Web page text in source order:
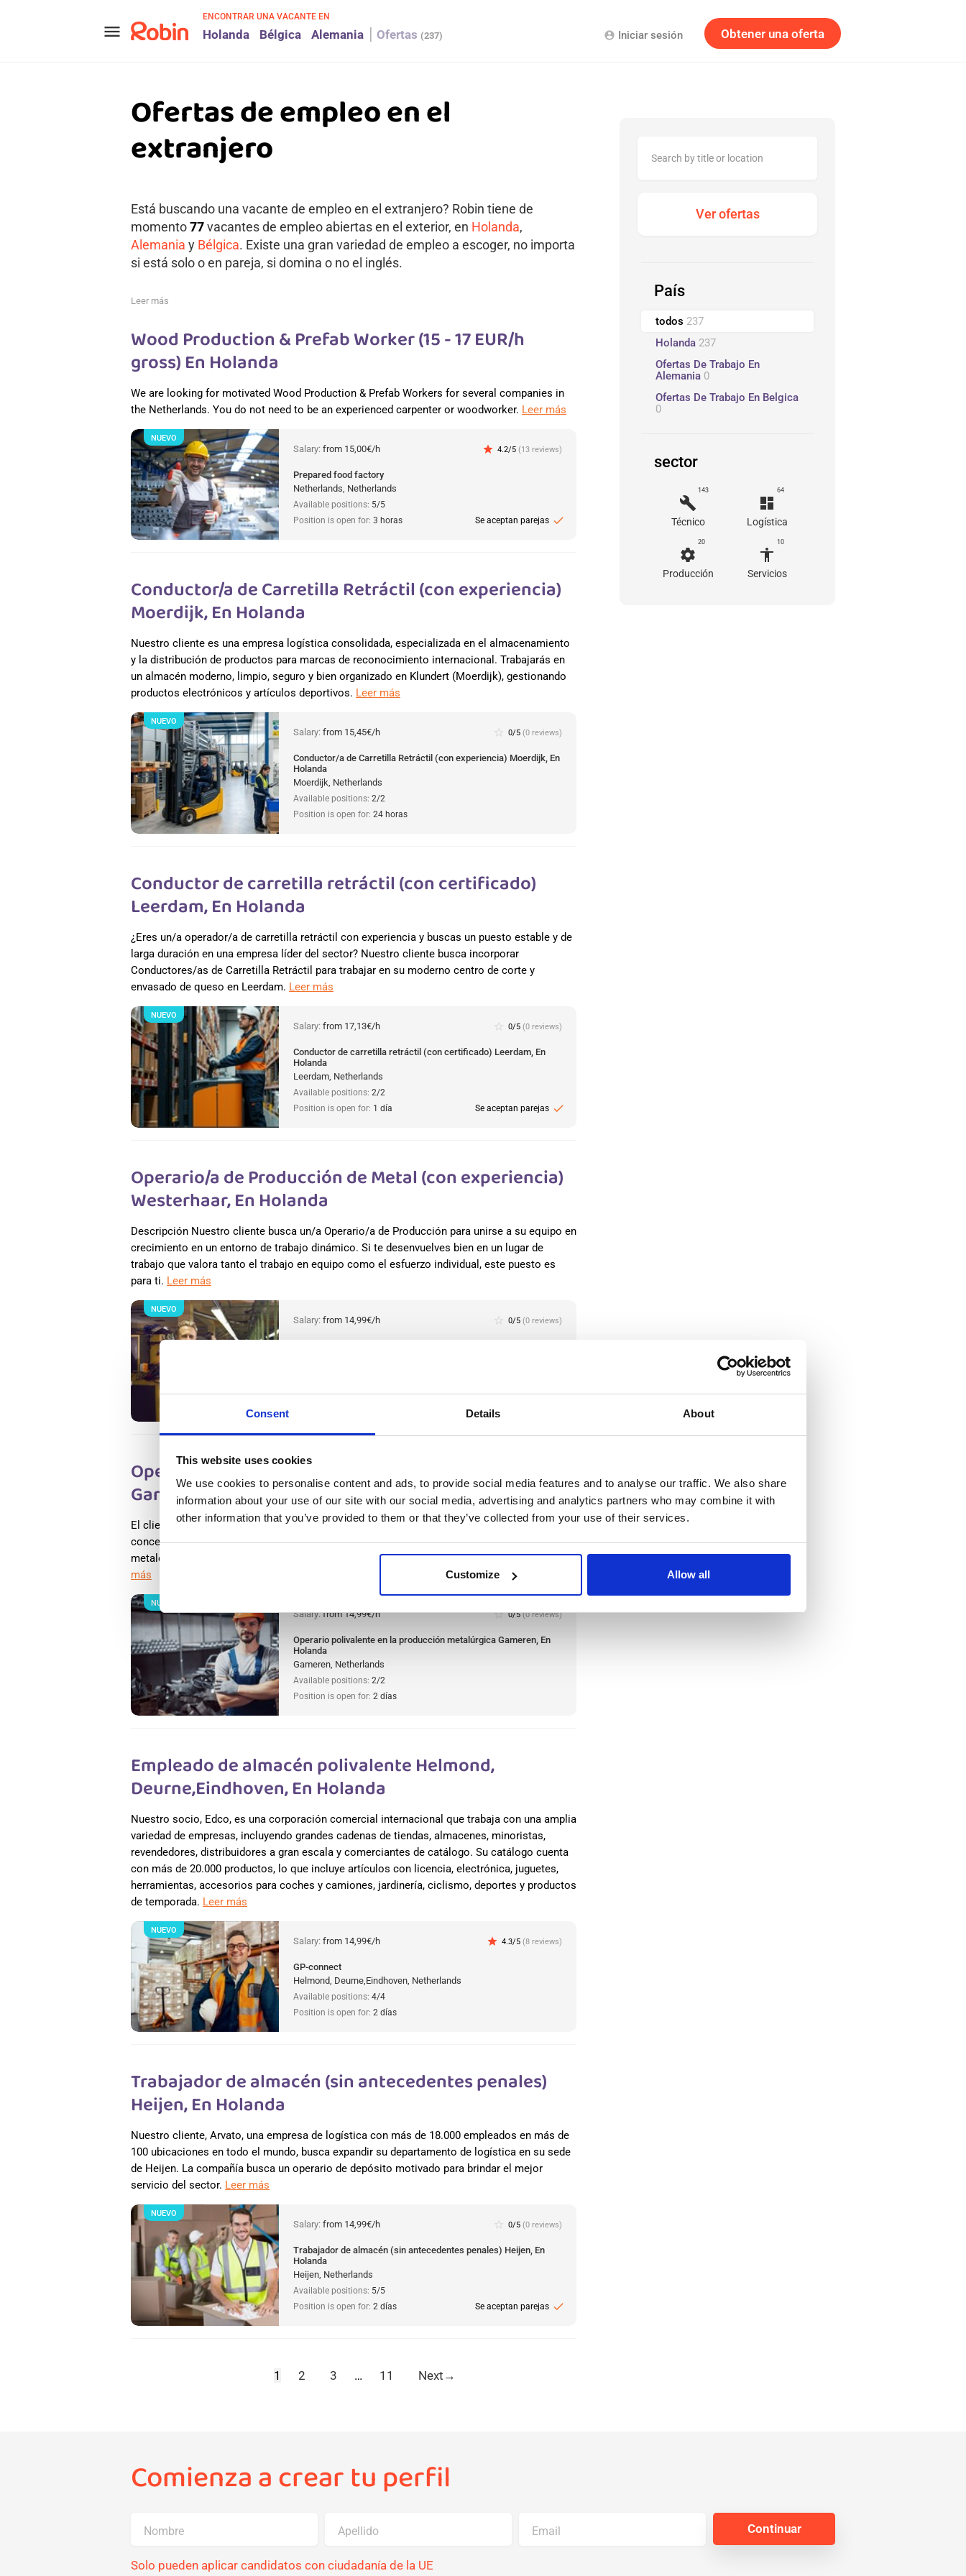
Consent Details About
This website uses cookies
We use cookies to personalise content and ads, to provide social media features and to analyse our traffic. We also share
information about your use of our site with our social media, advertising and analytics partners who may combine it with
other information that you’ve provided to them or that they’ve collected from your use of their services.
Customize Allow all
menu
ENCONTRAR UNA VACANTE EN
Holanda Bélgica Alemania Ofertas (237) Obtener una oferta
account_circle Iniciar sesión
Ofertas de empleo en el
extranjero
Está buscando una vacante de empleo en el extranjero? Robin tiene de
momento77vacantes de empleo abiertas en el exterior, en Holanda,
Alemania y Bélgica. Existe una gran variedad de empleo a escoger, no importa
si está solo o en pareja, si domina o no el inglés.
Leer más
Wood Production & Prefab Worker (15 - 17 EUR/h
gross) En Holanda
We are looking for motivated Wood Production & Prefab Workers for several companies in
the Netherlands. You do not need to be an experienced carpenter or woodworker. Leer más
Salary: from 15,00€/h star 4.2/5 (13 reviews)
Prepared food factory
Netherlands, Netherlands
Available positions: 5/5
Position is open for: 3 horas Se aceptan parejas check
NUEVO
Conductor/a de Carretilla Retráctil (con experiencia)
Moerdijk, En Holanda
Nuestro cliente es una empresa logística consolidada, especializada en el almacenamiento
y la distribución de productos para marcas de reconocimiento internacional. Trabajarás en
un almacén moderno, limpio, seguro y bien organizado en Klundert (Moerdijk), gestionando
productos electrónicos y artículos deportivos. Leer más
Salary: from 15,45€/h star_border 0/5 (0 reviews)
Conductor/a de Carretilla Retráctil (con experiencia) Moerdijk, En
Holanda
Moerdijk, Netherlands
Available positions: 2/2
Position is open for: 24 horas
NUEVO
Conductor de carretilla retráctil (con certificado)
Leerdam, En Holanda
¿Eres un/a operador/a de carretilla retráctil con experiencia y buscas un puesto estable y de
larga duración en una empresa líder del sector? Nuestro cliente busca incorporar
Conductores/as de Carretilla Retráctil para trabajar en su moderno centro de corte y
envasado de queso en Leerdam. Leer más
Salary: from 17,13€/h star_border 0/5 (0 reviews)
Conductor de carretilla retráctil (con certificado) Leerdam, En
Holanda
Leerdam, Netherlands
Available positions: 2/2
Position is open for: 1 día Se aceptan parejas check
NUEVO
Operario/a de Producción de Metal (con experiencia)
Westerhaar, En Holanda
Descripción Nuestro cliente busca un/a Operario/a de Producción para unirse a su equipo en
crecimiento en un entorno de trabajo dinámico. Si te desenvuelves bien en un lugar de
trabajo que valora tanto el trabajo en equipo como el esfuerzo individual, este puesto es
para ti. Leer más
Salary: from 14,99€/h star_border 0/5 (0 reviews)
NUEVO
Operario polivalente en la producción metalúrgica
Gameren, En Holanda
El cliente se especializa en la clasificación y recuperación de metales no ferrosos a partir de
concentrados metálicos. Mediante tecnologías de clasificación innovadoras, se recuperan
metales como aluminio, cobre, latón y acero inoxidable con un alto nivel de pureza.Leer
más
Salary:from 14,99€/h star_border 0/5(0 reviews)
Operario polivalente en la producción metalúrgica Gameren, En
Holanda
Gameren, Netherlands
Available positions: 2/2
Position is open for: 2 días
NUEVO
Empleado de almacén polivalente Helmond,
Deurne,Eindhoven, En Holanda
Nuestro socio, Edco, es una corporación comercial internacional que trabaja con una amplia
variedad de empresas, incluyendo grandes cadenas de tiendas, almacenes, minoristas,
revendedores, distribuidores a gran escala y comerciantes de catálogo. Su catálogo cuenta
con más de 20.000 productos, lo que incluye artículos con licencia, electrónica, juguetes,
herramientas, accesorios para coches y camiones, jardinería, ciclismo, deportes y productos
de temporada. Leer más
Salary: from 14,99€/h star 4.3/5 (8 reviews)
GP-connect
Helmond, Deurne,Eindhoven, Netherlands
Available positions: 4/4
Position is open for: 2 días
NUEVO
Trabajador de almacén (sin antecedentes penales)
Heijen, En Holanda
Nuestro cliente, Arvato, una empresa de logística con más de 18.000 empleados en más de
100 ubicaciones en todo el mundo, busca expandir su departamento de logística en su sede
de Heijen. La compañía busca un operario de depósito motivado para brindar el mejor
servicio del sector. Leer más
Salary: from 14,99€/h star_border 0/5 (0 reviews)
Trabajador de almacén (sin antecedentes penales) Heijen, En
Holanda
Heijen, Netherlands
Available positions: 5/5
Position is open for: 2 días Se aceptan parejas check
NUEVO
1 2 3 … 11 Next →
País
todos 237
Holanda 237
Ofertas De Trabajo En
Alemania 0
Ofertas De Trabajo En Belgica
0
sector
143
build
Técnico
64
dashboard
Logística
20
settings
Producción
10
accessibility
Servicios
Comienza a crear tu perfil
Nombre Apellido Email
Solo pueden aplicar candidatos con ciudadanía de la UE